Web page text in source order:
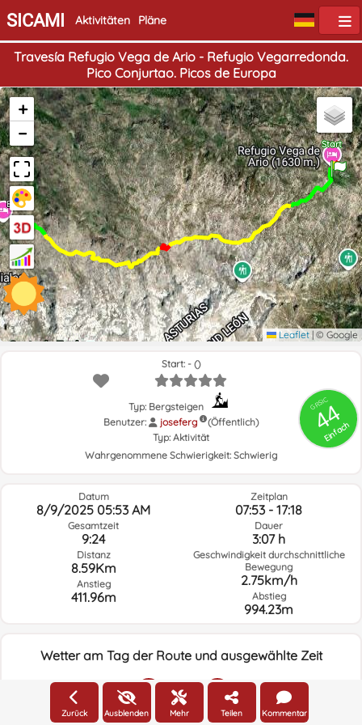
SICAMI Aktivitäten Pläne
Travesía Refugio Vega de Ario - Refugio Vegarredonda.
Pico Conjurtao. Picos de Europa
Start
Ende
+
−
Leaflet | © Google
GRSIC
44
Einfach
Start: - ()
Typ: Bergsteigen
Benutzer:
joseferg
(Öffentlich)
Typ: Aktivität
Wahrgenommene Schwierigkeit: Schwierig
Datum
8/9/2025 05:53 AM
Gesamtzeit
9:24
Distanz
8.59Km
Anstieg
411.96m
Zeitplan
07:53 - 17:18
Dauer
3:07 h
Geschwindigkeit durchschnittliche
Bewegung
2.75km/h
Abstieg
994.23m
Wetter am Tag der Route und ausgewählte Zeit
05:00
Zurück Ausblenden Mehr Teilen Kommentar